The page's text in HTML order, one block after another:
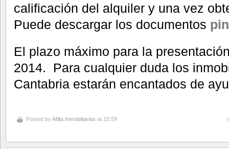
calificación del alquiler y una vez
Puede descargar los documentos
El plazo máximo para la
2014. Para cualquier duda los
Cantabria estarán encantados de
Posted byAfilia Inmobiliarias at 10:59